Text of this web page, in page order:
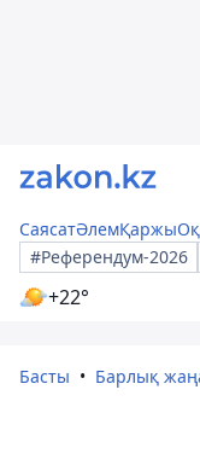
СаясатӘлемҚаржы
#Референдум-2026
+22°
Басты Барлық